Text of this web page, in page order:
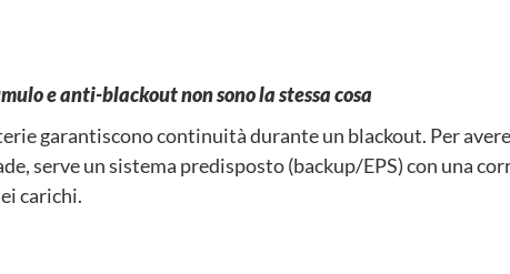
e anti-blackout non sono la stessa cosa
garantiscono continuità durante un blackout. Per
serve un sistema predisposto (backup/EPS) con una
carichi.